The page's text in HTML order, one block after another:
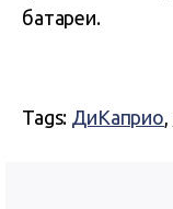
батареи.
Tags: ДиКаприо,